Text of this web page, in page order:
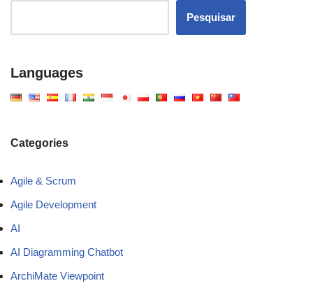
Pesquisar
Languages
Categories
Agile & Scrum
Agile Development
AI
AI Diagramming Chatbot
ArchiMate Viewpoint